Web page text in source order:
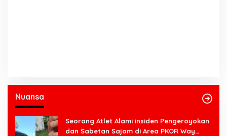
Nuansa
Seorang Atlet Alami insiden Pengeroyokan
dan Sabetan Sajam di Area PKOR Way